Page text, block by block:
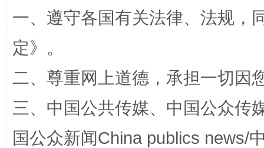
一、遵守各国有关法律、法规，
定》。
二、尊重网上道德，承担一切因
三、中国公共传媒、中国公众传
国公众新闻China publics news/